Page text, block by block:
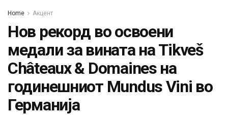
Home Акцент
Нов рекорд во освоени
медали за вината на Tikveš
Châteaux & Domaines на
годинешниот Mundus Vini во
Германија